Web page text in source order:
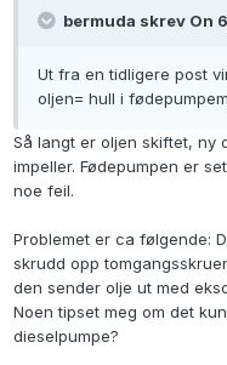
bermuda skrev On
Ut fra en tidligere post
oljen= hull i
Så langt er oljen skiftet, ny
impeller. Fødepumpen er
noe feil.
Problemet er ca følgende:
skrudd opp
den sender olje ut med
Noen tipset meg om det
dieselpumpe?